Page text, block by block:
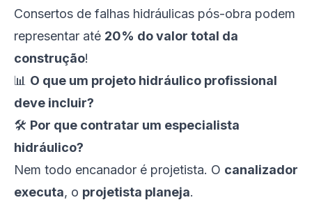
Consertos de falhas hidráulicas pós-obra podem
representar até 20% do valor total da
construção!
📊 O que um projeto hidráulico profissional
deve incluir?
🛠️ Por que contratar um especialista
hidráulico?
Nem todo encanador é projetista. O canalizador
executa, o projetista planeja.